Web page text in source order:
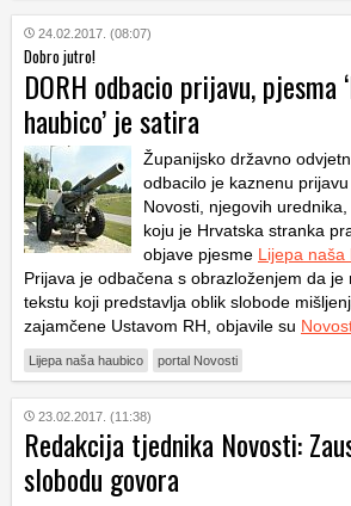
24.02.2017. (08:07)
Dobro jutro!
DORH odbacio prijavu, pjesma
haubico’ je satira
Županijsko državno
odbacilo je kaznenu
Novosti, njegovih
koju je Hrvatska stranka
objave pjesme Lijepa naša
Prijava je odbačena s obrazloženjem da je
tekstu koji predstavlja oblik slobode
zajamčene Ustavom RH, objavile su
Lijepa naša haubico portal Novosti
23.02.2017. (11:38)
Redakcija tjednika Novosti:
slobodu govora